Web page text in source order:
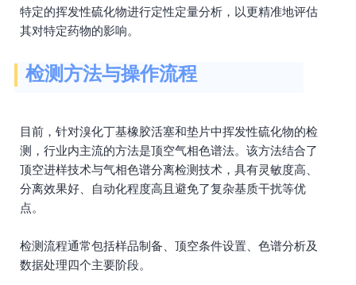
特定的挥发性硫化物进行定性定量分析，以更精准地评估
其对特定药物的影响。
检测方法与操作流程
目前，针对溴化丁基橡胶活塞和垫片中挥发性硫化物的检
测，行业内主流的方法是顶空气相色谱法。该方法结合了
顶空进样技术与气相色谱分离检测技术，具有灵敏度高、
分离效果好、自动化程度高且避免了复杂基质干扰等优
点。
检测流程通常包括样品制备、顶空条件设置、色谱分析及
数据处理四个主要阶段。